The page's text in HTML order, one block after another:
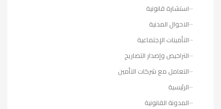
استشارة قانونية
الاحوال المدنية
التأمينات الإجتماعية
التراخيص وإصدار التصاريح
التعامل مع شركات التأمين
الرئيسية
المدونة القانونية